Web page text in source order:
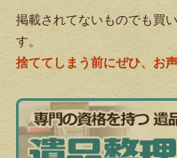
掲載されてないものでも買
す。
捨ててしまう前にぜひ、お